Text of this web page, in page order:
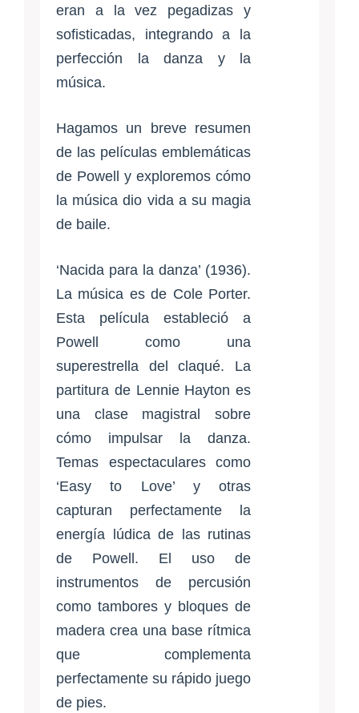
eran a la vez pegadizas y
sofisticadas, integrando a la
perfección la danza y la
música.
Hagamos un breve resumen
de las películas emblemáticas
de Powell y exploremos cómo
la música dio vida a su magia
de baile.
‘Nacida para la danza’ (1936).
La música es de Cole Porter.
Esta película estableció a
Powell como una
superestrella del claqué. La
partitura de Lennie Hayton es
una clase magistral sobre
cómo impulsar la danza.
Temas espectaculares como
‘Easy to Love’ y otras
capturan perfectamente la
energía lúdica de las rutinas
de Powell. El uso de
instrumentos de percusión
como tambores y bloques de
madera crea una base rítmica
que complementa
perfectamente su rápido juego
de pies.